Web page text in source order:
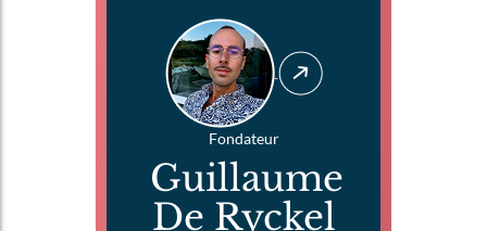
Fondateur
Guillaume
De Ryckel